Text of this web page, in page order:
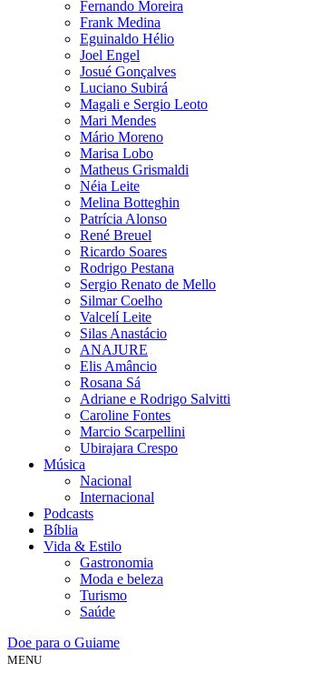
Fernando Moreira
Frank Medina
Eguinaldo Hélio
Joel Engel
Josué Gonçalves
Luciano Subirá
Magali e Sergio Leoto
Mari Mendes
Mário Moreno
Marisa Lobo
Matheus Grismaldi
Néia Leite
Melina Botteghin
Patrícia Alonso
René Breuel
Ricardo Soares
Rodrigo Pestana
Sergio Renato de Mello
Silmar Coelho
Valcelí Leite
Silas Anastácio
ANAJURE
Elis Amâncio
Rosana Sá
Adriane e Rodrigo Salvitti
Caroline Fontes
Marcio Scarpellini
Ubirajara Crespo
Música
Nacional
Internacional
Podcasts
Bíblia
Vida & Estilo
Gastronomia
Moda e beleza
Turismo
Saúde
Doe para o Guiame
MENU